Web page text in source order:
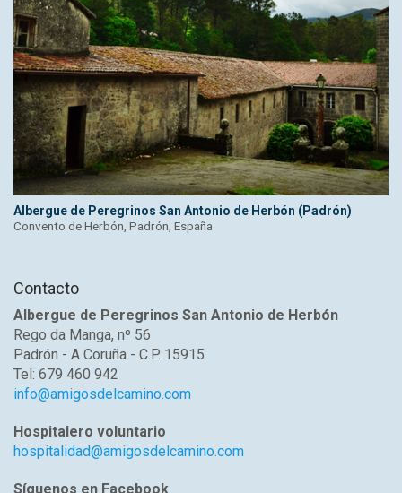
Albergue de Peregrinos San Antonio de Herbón (Padrón)
Convento de Herbón, Padrón, España
Contacto
Albergue de Peregrinos San Antonio de Herbón
Rego da Manga, nº 56
Padrón - A Coruña - C.P. 15915
Tel: 679 460 942
info@amigosdelcamino.com
Hospitalero voluntario
hospitalidad@amigosdelcamino.com
Síguenos en Facebook